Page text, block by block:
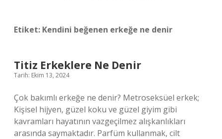
Etiket: Kendini beğenen erkeğe ne denir
Titiz Erkeklere Ne Denir
Tarih: Ekim 13, 2024
Çok bakımlı erkeğe ne denir? Metroseksüel erkek;
Kişisel hijyen, güzel koku ve güzel giyim gibi
kavramları hayatının vazgeçilmez alışkanlıkları
arasında saymaktadır. Parfüm kullanmak, cilt